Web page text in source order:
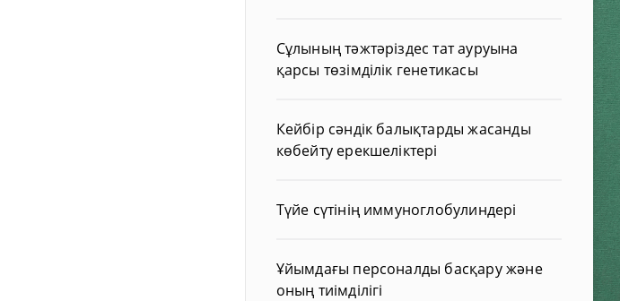
Сұлының тәжтәріздес тат ауруына
қарсы төзімділік генетикасы
Кейбір сәндік балықтарды жасанды
көбейту ерекшеліктері
Түйе сүтінің иммуноглобулиндері
Ұйымдағы персоналды басқару және
оның тиімділігі